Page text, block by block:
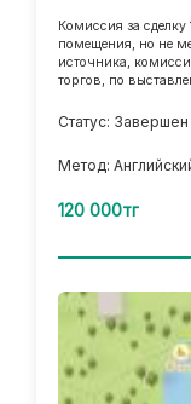
Комиссия за
помещения, но не
источника,
торгов, по
Статус: Завершен
Метод:
120 000тг